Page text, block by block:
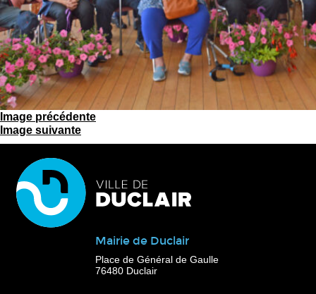
Image précédente
Image suivante
Mairie de Duclair
Place de Général de Gaulle
76480 Duclair